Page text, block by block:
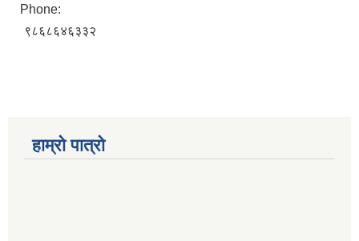
Phone:
९८६८६४६३३२
हाम्रो पात्रो